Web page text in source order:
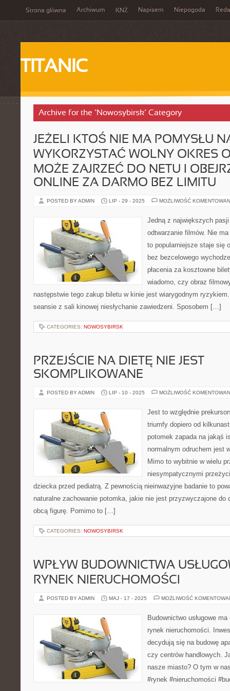
Strona główna Archiwum KNŻ Napisem Niepogoda
TITANIC
Archive for the ‘Nowosybirsk’ Category
JEŻELI KTOŚ NIE MA POMYSŁU
WYKORZYSTAĆ WOLNY OKRES
MOŻE ZAJRZEĆ DO NETU I
ONLINE ZA DARMO BEZ LIMITU
POSTED BY ADMIN LIP - 29 - 2025 MOŻLIWOŚĆ
Jedną z największych
odtwarzanie filmów. Nie
to popularniejsze staje się
bez bezcelowego
płacenia za kosztowne
wiadomo, czy obraz
następstwie tego zakup biletu w kinie jest wiarygodnym
seansie z sali kinowej niesłychanie zawiedzeni. Sposobem […]
CATEGORIES: NOWOSYBIRSK
PRZEJŚCIE NA DIETĘ NIE JEST
SKOMPLIKOWANE
POSTED BY ADMIN LIP - 10 - 2025 MOŻLIWOŚĆ
Jest to względnie
triumfy dopiero od
potomek zapada na jakąś
normalnym odruchem jest
Mimo to wybitnie w wielu
niesympatycznymi
dziecka przed pediatrą. Z pewnością nieinwazyjne badanie to
naturalne zachowanie potomka, jakie nie jest przyzwyczajone do
obcą figurę. Pomimo to […]
CATEGORIES: NOWOSYBIRSK
WPŁYW BUDOWNICTWA
RYNEK NIERUCHOMOŚCI
POSTED BY ADMIN MAJ - 17 - 2025 MOŻLIWOŚĆ
Budownictwo usługowe
rynek nieruchomości.
decydują się na budowę
czy centrów handlowych.
nasze miasto? O tym w
#rynek #nieruchomości